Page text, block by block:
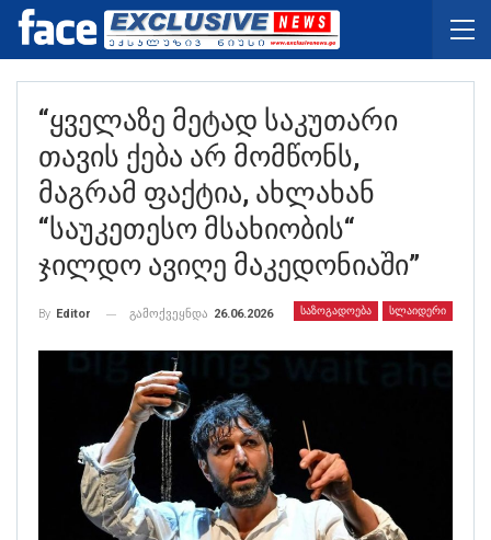
“ყველაზე Მეტად Საკუთარი
Თავის Ქება Არ Მომწონს,
Მაგრამ Ფაქტია, Ახლახან
“საუკეთესო Მსახიობის“
Ჯილდო Ავიღე Მაკედონიაში”
ᲡᲐᲖᲝᲒᲐᲓᲝᲔᲑᲐ ᲡᲚᲐᲘᲓᲔᲠᲘ
By Editor გამოქვეყნდა 26.06.2026